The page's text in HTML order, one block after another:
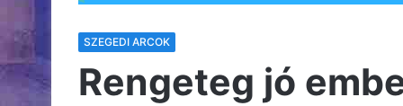
SZEGEDI ARCOK
Rengeteg jó